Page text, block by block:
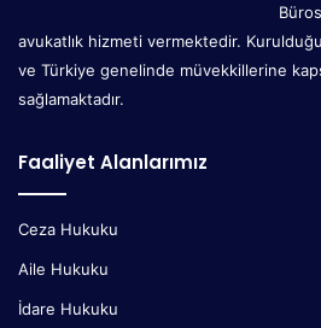
avukatlık hizmeti vermektedir.
ve Türkiye genelinde müvekkillerine
sağlamaktadır.
Faaliyet Alanlarımız
Ceza Hukuku
Aile Hukuku
İdare Hukuku